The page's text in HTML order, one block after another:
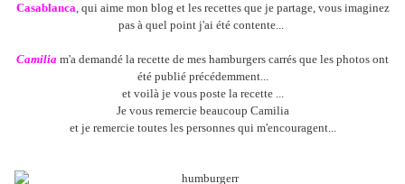
Casablanca, qui aime mon blog et les recettes que je partage, vous imaginez
pas à quel point j'ai été contente...
Camilia m'a demandé la recette de mes hamburgers carrés que les photos ont
été publié précédemment...
et voilà je vous poste la recette ...
Je vous remercie beaucoup Camilia
et je remercie toutes les personnes qui m'encouragent...